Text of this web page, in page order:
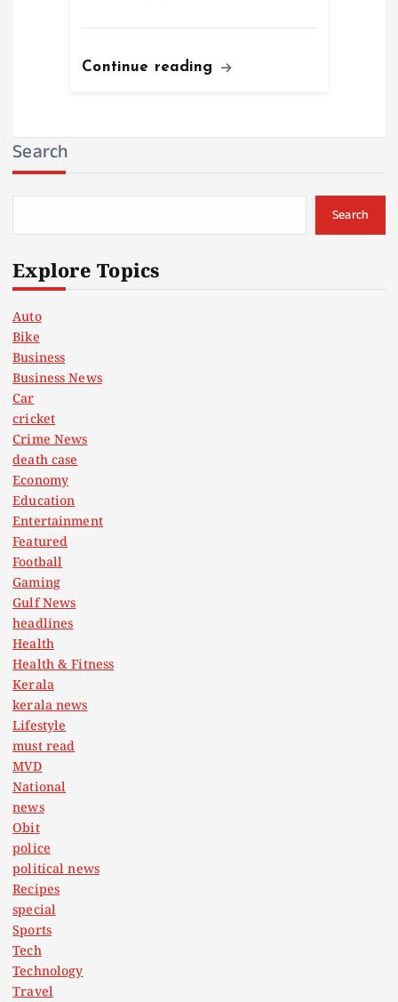
Continue reading
Search
Search
Explore Topics
Auto
Bike
Business
Business News
Car
cricket
Crime News
death case
Economy
Education
Entertainment
Featured
Football
Gaming
Gulf News
headlines
Health
Health & Fitness
Kerala
kerala news
Lifestyle
must read
MVD
National
news
Obit
police
political news
Recipes
special
Sports
Tech
Technology
Travel